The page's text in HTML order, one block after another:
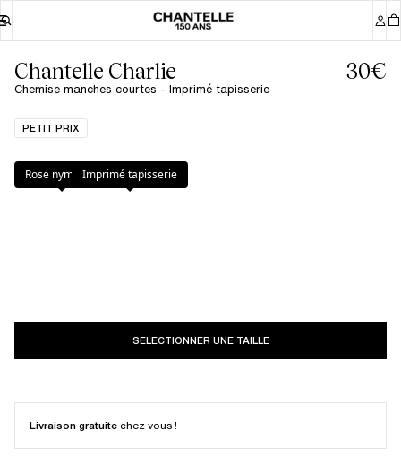
Chantelle Charlie
Chemise manches courtes - Imprimé tapisserie
30€
PETIT PRIX
Couleur:Imprimé tapisserie
Rose nympheaImprimé tapisserie
SELECTIONNER UNE TAILLE
Livraison gratuite chez vous !